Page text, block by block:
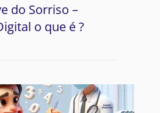
do Sorriso –
o que é ?